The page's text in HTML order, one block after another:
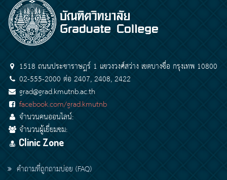
1518 ถนนประชาราษฎร์ 1 แขวงวงศ์สว่าง เขตบางซื่อ กรุงเทพ 10800
02-555-2000 ต่อ 2407, 2408, 2422
grad@grad.kmutnb.ac.th
facebook.com/grad.kmutnb
จำนวนคนออนไลน์:
จำนวนผู้เยี่ยมชม:
Clinic Zone
คำถามที่ถูกถามบ่อย (FAQ)